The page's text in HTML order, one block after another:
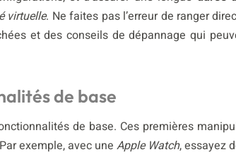
virtuelle. Ne faites pas l’erreur de ranger
et des conseils de dépannage qui
de base
de base. Ces premières
exemple, avec uneApple Watch, essayez